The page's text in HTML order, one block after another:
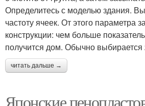
Определитесь с моделью здания.
частоту ячеек. От этого параметра
конструкции: чем больше
получится дом. Обычно выбирается
читать дальше →
Японские